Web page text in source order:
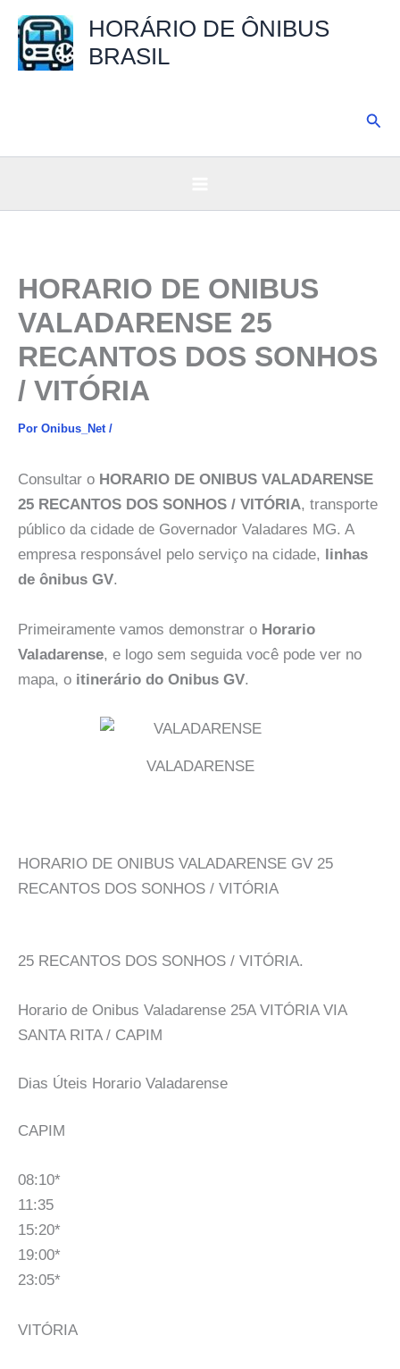
para
HORÁRIO DE ÔNIBUS
BRASIL
HORARIO DE ONIBUS
VALADARENSE 25
RECANTOS DOS SONHOS
/ VITÓRIA
Por Onibus_Net /
Consultar o HORARIO DE ONIBUS VALADARENSE
25 RECANTOS DOS SONHOS / VITÓRIA, transporte
público da cidade de Governador Valadares MG. A
empresa responsável pelo serviço na cidade, linhas
de ônibus GV.
Primeiramente vamos demonstrar o Horario
Valadarense, e logo sem seguida você pode ver no
mapa, o itinerário do Onibus GV.
VALADARENSE
HORARIO DE ONIBUS VALADARENSE GV 25
RECANTOS DOS SONHOS / VITÓRIA
25 RECANTOS DOS SONHOS / VITÓRIA.
Horario de Onibus Valadarense 25A VITÓRIA VIA
SANTA RITA / CAPIM
Dias Úteis Horario Valadarense
CAPIM
08:10*
11:35
15:20*
19:00*
23:05*
VITÓRIA